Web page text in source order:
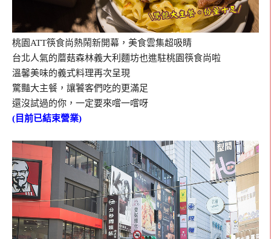
桃園ATT筷食尚熱鬧新開幕，美食雲集超吸睛
台北人氣的蘑菇森林義大利麵坊也進駐桃園筷食尚啦
溫馨美味的義式料理再次呈現
驚豔大主餐，讓饕客們吃的更滿足
還沒試過的你，一定要來嚐一嚐呀
(目前已結束營業)